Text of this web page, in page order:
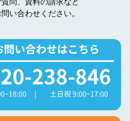
問、資料の請求など
い合わせください。